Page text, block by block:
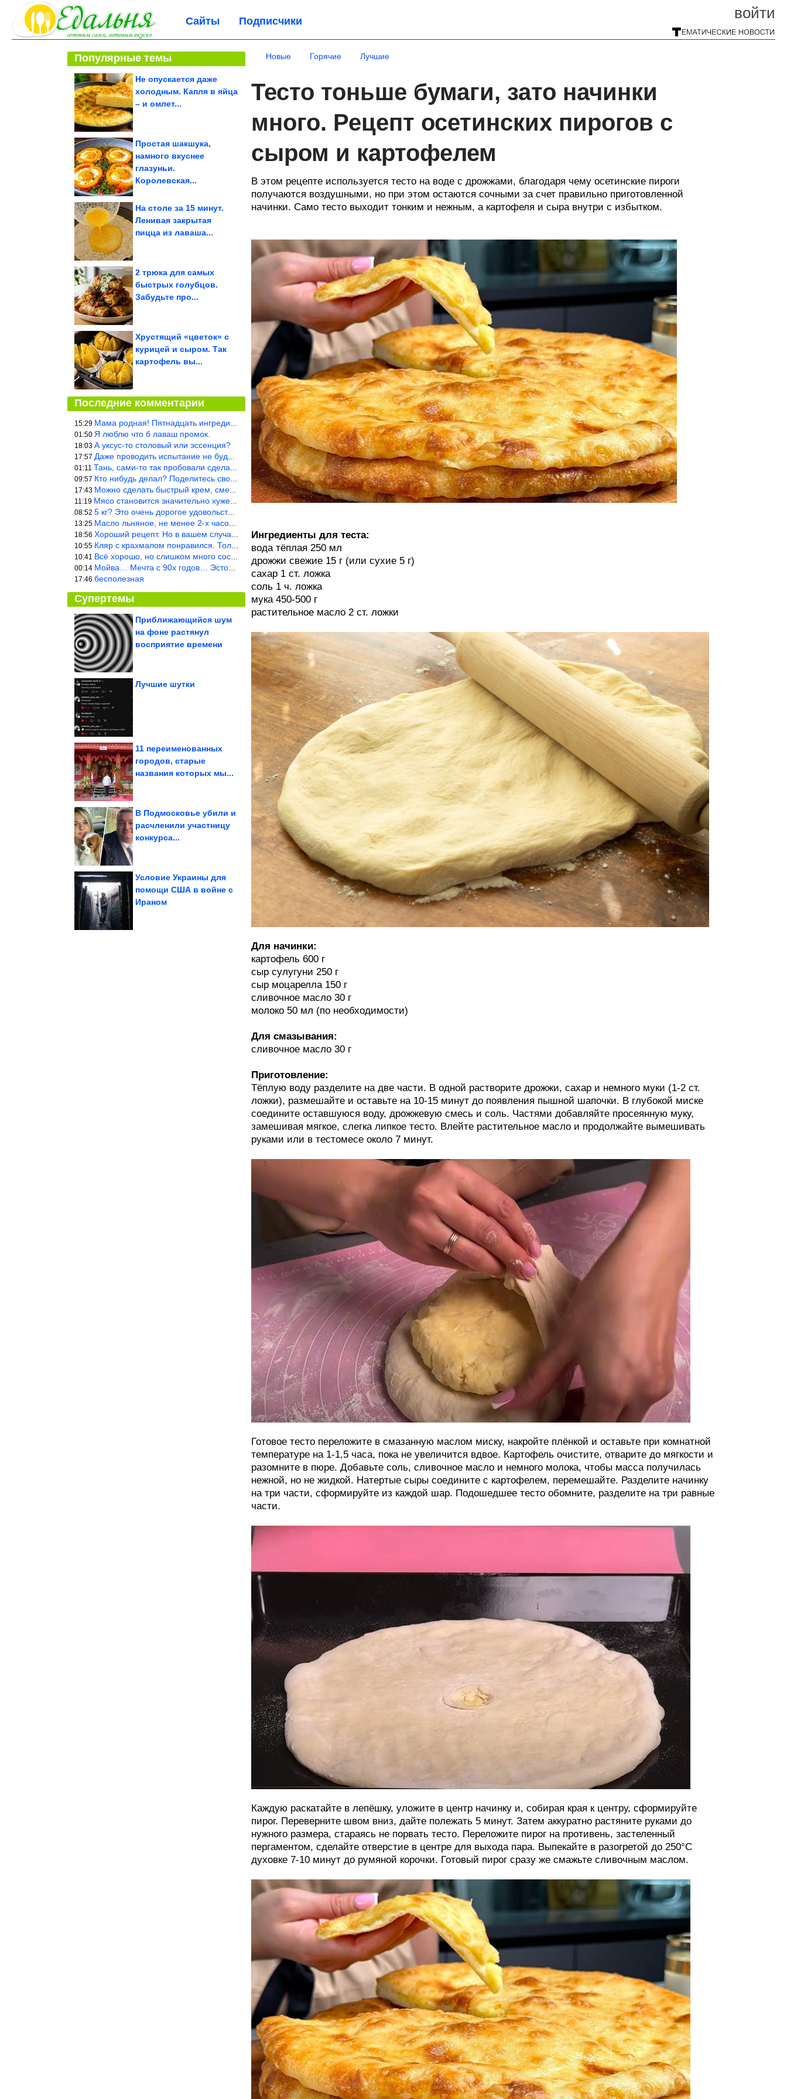
войти
Сайты Подписчики
Популярные темы
Не опускается даже
холодным. Капля в яйца
– и омлет...
Простая шакшука,
намного вкуснее
глазуньи.
Королевская...
На столе за 15 минут.
Ленивая закрытая
пицца из лаваша...
2 трюка для самых
быстрых голубцов.
Забудьте про...
Хрустящий «цветок» с
курицей и сыром. Так
картофель вы...
Последние комментарии
15:29 Мама родная! Пятнадцать ингредиентов на пирожок!!!
01:50 Я люблю что б лаваш промок.
18:03 А уксус-то столовый или эссенция?
17:57 Даже проводить испытание не буду — в воду и потом быстро в раска
01:11 Тань, сами-то так пробовали сделать? Ерунда же получится. Нет, с
09:57 Кто нибудь делал? Поделитесь своими результатами!!!
17:43 Можно сделать быстрый крем, смешав 2 банки вареной сгущенки со с
11:19 Мясо становится значительно хуже, когда долго лежит в морозилке
08:52 5 кг? Это очень дорогое удовольствие, исходя из цен на эту ягоду
13:25 Масло льняное, не менее 2-х часов. Писать надо по делу и подробн
18:56 Хороший рецепт. Но в вашем случае шницель получится парено-варен
10:55 Кляр с крахмалом понравился. Только я бы в воду добавил бы молок
10:41 Всё хорошо, но слишком много составляющих.
00:14 Мойва… Мечта с 90х годов… Эстония
17:46 бесполезная
Супертемы
Алина Кабаева
без макияжа
Приближающийся шум
на фоне растянул
восприятие времени
Лучшие шутки
11 переименованных
городов, старые
названия которых мы...
Почему КГБ боялся
В Подмосковье убили и
расчленили участницу
конкурса...
производители чая в
мире
Условие Украины для
помощи США в войне с
Ираном
Новые Горячие Лучшие
Тесто тоньше бумаги, зато начинки
много. Рецепт осетинских пирогов с
сыром и картофелем
В этом рецепте используется тесто на воде с дрожжами, благодаря чему осетинские пироги
получаются воздушными, но при этом остаются сочными за счет правильно приготовленной
начинки. Само тесто выходит тонким и нежным, а картофеля и сыра внутри с избытком.
Ингредиенты для теста:
вода тёплая 250 мл
дрожжи свежие 15 г (или сухие 5 г)
сахар 1 ст. ложка
соль 1 ч. ложка
мука 450-500 г
растительное масло 2 ст. ложки
Для начинки:
картофель 600 г
сыр сулугуни 250 г
сыр моцарелла 150 г
сливочное масло 30 г
молоко 50 мл (по необходимости)
Для смазывания:
сливочное масло 30 г
Приготовление:
Тёплую воду разделите на две части. В одной растворите дрожжи, сахар и немного муки (1-2 ст.
ложки), размешайте и оставьте на 10-15 минут до появления пышной шапочки. В глубокой миске
соедините оставшуюся воду, дрожжевую смесь и соль. Частями добавляйте просеянную муку,
замешивая мягкое, слегка липкое тесто. Влейте растительное масло и продолжайте вымешивать
руками или в тестомесе около 7 минут.
Готовое тесто переложите в смазанную маслом миску, накройте плёнкой и оставьте при комнатной
температуре на 1-1,5 часа, пока не увеличится вдвое. Картофель очистите, отварите до мягкости и
разомните в пюре. Добавьте соль, сливочное масло и немного молока, чтобы масса получилась
нежной, но не жидкой. Натертые сыры соедините с картофелем, перемешайте. Разделите начинку
на три части, сформируйте из каждой шар. Подошедшее тесто обомните, разделите на три равные
части.
Каждую раскатайте в лепёшку, уложите в центр начинку и, собирая края к центру, сформируйте
пирог. Переверните швом вниз, дайте полежать 5 минут. Затем аккуратно растяните руками до
нужного размера, стараясь не порвать тесто. Переложите пирог на противень, застеленный
пергаментом, сделайте отверстие в центре для выхода пара. Выпекайте в разогретой до 250°C
духовке 7-10 минут до румяной корочки. Готовый пирог сразу же смажьте сливочным маслом.